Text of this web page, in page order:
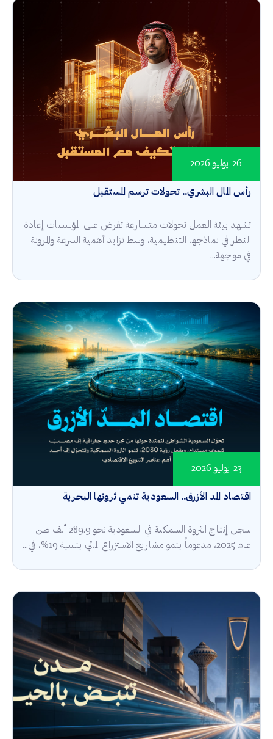
رأس المال البشري.. تحولات ترسم المستقبل
26 يوليو 2026
تشهد بيئة العمل تحولات متسارعة تفرض على المؤسسات إعادة
النظر في نماذجها التنظيمية، وسط تزايد أهمية السرعة والمرونة
في مواجهة...
اقتصاد المد الأزرق.. السعودية تنمي ثروتها البحرية
23 يوليو 2026
سجل إنتاج الثروة السمكية في السعودية نحو 289.9 ألف طن
عام 2025، مدعوماً بنمو مشاريع الاستزراع المائي بنسبة 19%، في...